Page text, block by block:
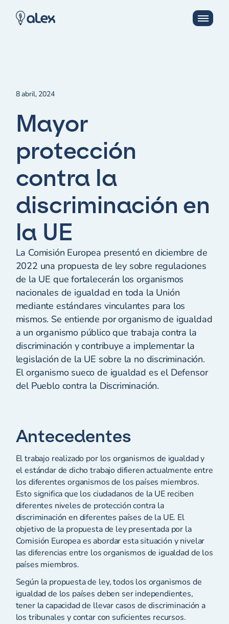
8 abril, 2024
Mayor
protección
contra la
discriminación en
la UE
La Comisión Europea presentó en diciembre de
2022 una propuesta de ley sobre regulaciones
de la UE que fortalecerán los organismos
nacionales de igualdad en toda la Unión
mediante estándares vinculantes para los
mismos. Se entiende por organismo de igualdad
a un organismo público que trabaja contra la
discriminación y contribuye a implementar la
legislación de la UE sobre la no discriminación.
El organismo sueco de igualdad es el Defensor
del Pueblo contra la Discriminación.
Antecedentes
El trabajo realizado por los organismos de igualdad y
el estándar de dicho trabajo difieren actualmente entre
los diferentes organismos de los países miembros.
Esto significa que los ciudadanos de la UE reciben
diferentes niveles de protección contra la
discriminación en diferentes países de la UE. El
objetivo de la propuesta de ley presentada por la
Comisión Europea es abordar esta situación y nivelar
las diferencias entre los organismos de igualdad de los
países miembros.
Según la propuesta de ley, todos los organismos de
igualdad de los países deben ser independientes,
tener la capacidad de llevar casos de discriminación a
los tribunales y contar con suficientes recursos.